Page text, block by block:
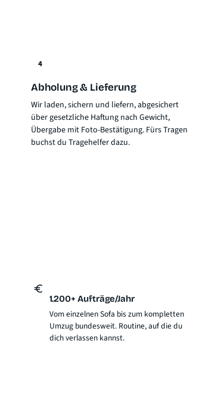
4
Abholung & Lieferung
Wir laden, sichern und liefern, abgesichert
übergesetzliche Haftung nach Gewicht,
Übergabe mit Foto-Bestätigung. Fürs Tragen
buchst du Tragehelfer dazu.
1.200+ Aufträge/Jahr
Vom einzelnen Sofa bis zum kompletten
Umzug bundesweit. Routine, auf die du
dich verlassen kannst.